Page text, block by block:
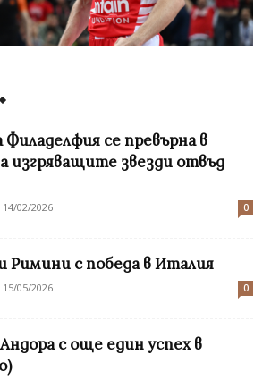
се превърна в
изгряващите звезди отвъд
14/02/2026 0
Римини с победа в Италия
15/05/2026 0
с още един успех в